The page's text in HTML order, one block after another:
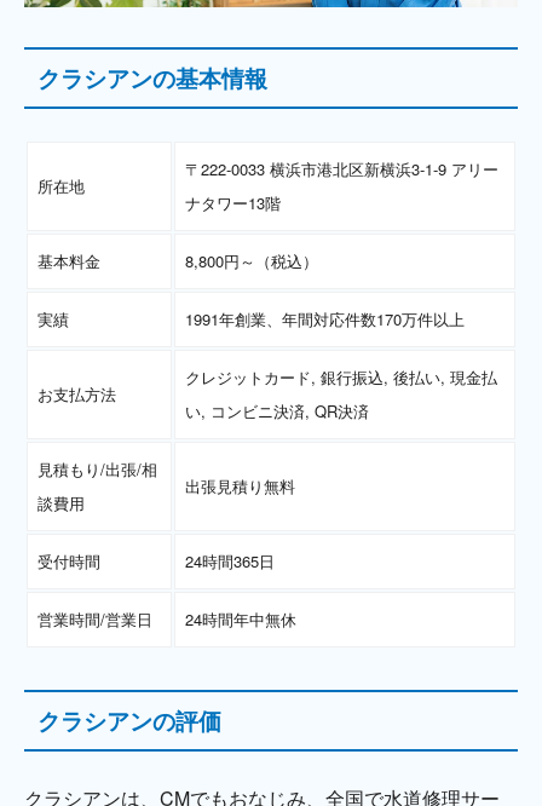
クラシアンの基本情報
所在地
〒222-0033 横浜市港北区新横浜3-1-9 アリー
ナタワー13階
基本料金 8,800円～（税込）
実績 1991年創業、年間対応件数170万件以上
お支払方法
クレジットカード, 銀行振込, 後払い, 現金払
い, コンビニ決済, QR決済
見積もり/出張/相
談費用
出張見積り無料
受付時間 24時間365日
営業時間/営業日 24時間年中無休
クラシアンの評価
クラシアンは、CMでもおなじみ、全国で水道修理サー